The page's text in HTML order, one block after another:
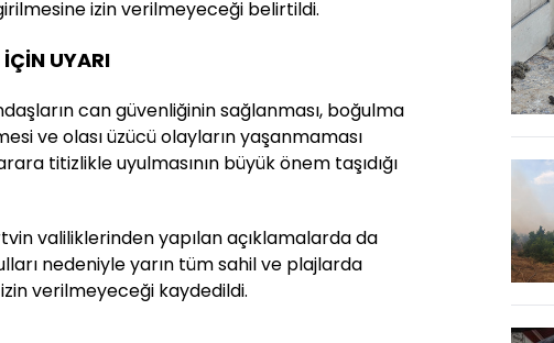
izin verilmeyeceği belirtildi.
UYARI
can güvenliğinin sağlanması, boğulma
ve olası üzücü olayların yaşanmaması
titizlikle uyulmasının büyük önem taşıdığı
valiliklerinden yapılan açıklamalarda da
nedeniyle yarın tüm sahil ve plajlarda
verilmeyeceği kaydedildi.